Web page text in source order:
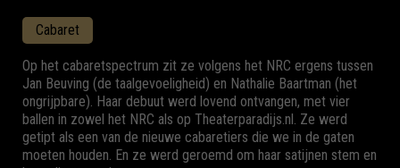
Cabaret
Op het cabaretspectrum zit ze volgens het NRC ergens tussen
Jan Beuving (de taalgevoeligheid) en Nathalie Baartman (het
ongrijpbare). Haar debuut werd lovend ontvangen, met vier
ballen in zowel het NRC als op Theaterparadijs.nl. Ze werd
getipt als een van de nieuwe cabaretiers die we in de gaten
moeten houden. En ze werd geroemd om haar satijnen stem en